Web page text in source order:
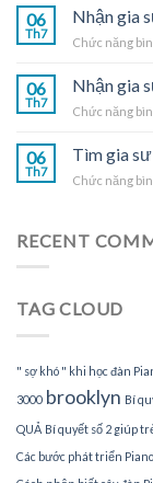
06
Th7
Nhận gia
Chức năng
06
Th7
Nhận gia
Chức năng
06
Th7
Tìm gia
Chức năng
RECENT
TAG CLOUD
" sợ khó " khi học đàn
3000 brooklyn Bí
QUẢ Bí quyết số 2 giúp
Các bước phát triển Piano